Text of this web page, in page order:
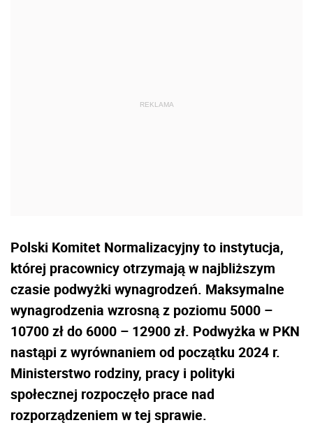
Polski Komitet Normalizacyjny to instytucja,
której pracownicy otrzymają w najbliższym
czasie podwyżki wynagrodzeń. Maksymalne
wynagrodzenia wzrosną z poziomu 5000 –
10700 zł do 6000 – 12900 zł. Podwyżka w PKN
nastąpi z wyrównaniem od początku 2024 r.
Ministerstwo rodziny, pracy i polityki
społecznej rozpoczęło prace nad
rozporządzeniem w tej sprawie.